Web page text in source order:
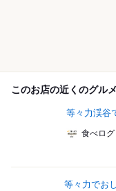
このお店の近くのグル
等々力渓谷
食べロ
等々力でお